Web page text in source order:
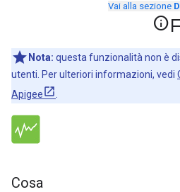
Vai alla sezione
Nota: questa funzionalità non è
utenti. Per ulteriori informazioni, vedi
Apigee
Cosa